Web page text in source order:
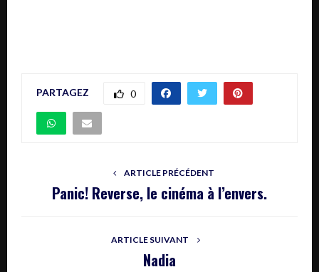
PARTAGEZ 0
ARTICLE PRÉCÉDENT
Panic! Reverse, le cinéma à l’envers.
ARTICLE SUIVANT
Nadia